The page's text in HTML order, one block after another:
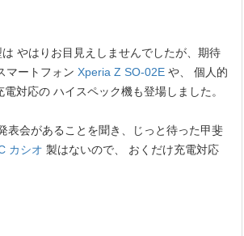
やはりお目見えしませんでしたが、期待
マートフォン Xperia Z SO-02E や、 個人的
対応の ハイスペック機も登場しました。
会があることを聞き、じっと待った甲斐
カシオ 製はないので、 おくだけ充電対応